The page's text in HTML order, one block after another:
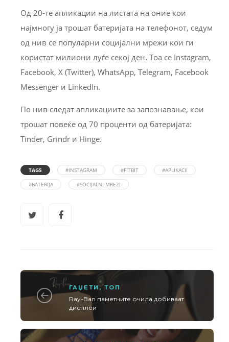
Од 20-те апликации на листата на оние кои
најмногу ја трошат батеријата на телефонот, седум
од нив се популарни социјални мрежи кои ги
користат милиони луѓе секој ден. Тоа се Instagram,
Facebook, X (Twitter), WhatsApp, Telegram, Facebook
Messenger и LinkedIn.
По нив следат апликациите за запознавање, кои
трошат повеќе од 70 проценти од батеријата:
Tinder, Grindr и Hinge.
TAGS #INSTAGRAM #FITBIT
#APLIKACII
#BATERIJA
#SOCIJALNI MREZI
ГАЏЕТИ, ТОП
Ray-Ban паметните очила добиваат
дисплеи